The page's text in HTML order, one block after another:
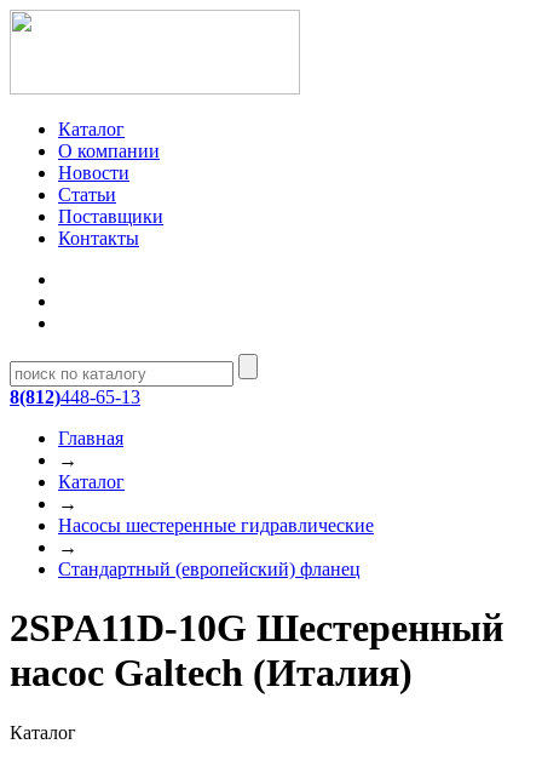
Каталог
О компании
Новости
Статьи
Поставщики
Контакты
8(812)448-65-13
Главная
→
Каталог
→
Насосы шестеренные гидравлические
→
Стандартный (европейский) фланец
2SPA11D-10G Шестеренный
насос Galtech (Италия)
Каталог